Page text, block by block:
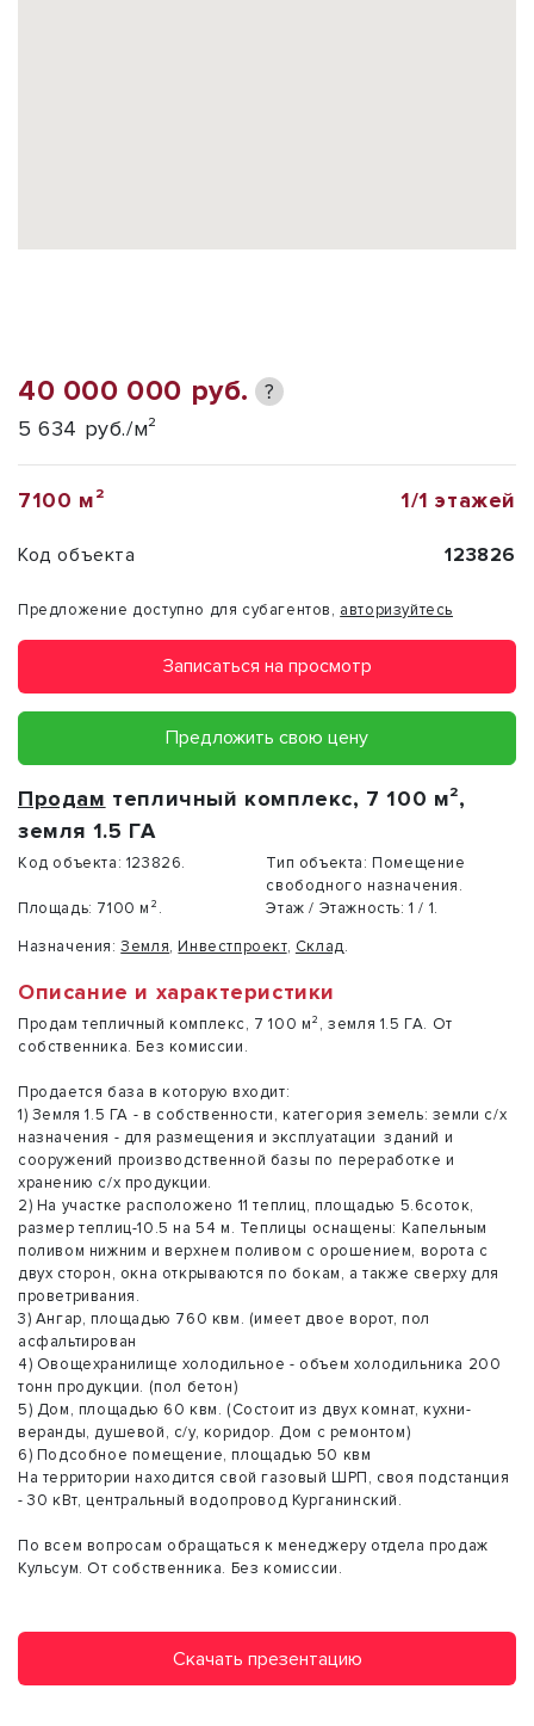
40 000 000 руб. ?
5 634 руб./м²
7100 м² 1/1 этажей
Код объекта 123826
Предложение доступно для субагентов, авторизуйтесь
Записаться на просмотр
Предложить свою цену
Продам тепличный комплекс, 7 100 м²,
земля 1.5 ГА
Код объекта: 123826. Тип объекта: Помещение
свободного назначения.
Площадь: 7100 м². Этаж / Этажность: 1 / 1.
Назначения: Земля, Инвестпроект, Склад.
Описание и характеристики
Продам тепличный комплекс, 7 100 м², земля 1.5 ГА. От
собственника. Без комиссии.
Продается база в которую входит:
1) Земля 1.5 ГА - в собственности, категория земель: земли с/х
назначения - для размещения и эксплуатации зданий и
сооружений производственной базы по переработке и
хранению с/х продукции.
2) На участке расположено 11 теплиц, площадью 5.6соток,
размер теплиц-10.5 на 54 м. Теплицы оснащены: Капельным
поливом нижним и верхнем поливом с орошением, ворота с
двух сторон, окна открываются по бокам, а также сверху для
проветривания.
3) Ангар, площадью 760 квм. (имеет двое ворот, пол
асфальтирован
4) Овощехранилище холодильное - объем холодильника 200
тонн продукции. (пол бетон)
5) Дом, площадью 60 квм. (Состоит из двух комнат, кухни-
веранды, душевой, с/у, коридор. Дом с ремонтом)
6) Подсобное помещение, площадью 50 квм
На территории находится свой газовый ШРП, своя подстанция
- 30 кВт, центральный водопровод Курганинский.
По всем вопросам обращаться к менеджеру отдела продаж
Кульсум. От собственника. Без комиссии.
Скачать презентацию